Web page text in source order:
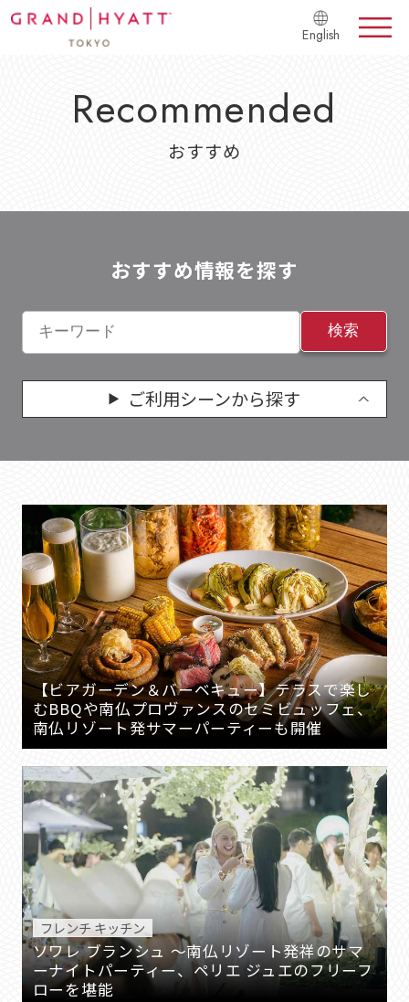
English
Recommended
おすすめ
おすすめ情報を探す
検索
ご利用シーンから探す
【ビアガーデン＆バーベキュー】テラスで楽し
むBBQや南仏プロヴァンスのセミビュッフェ、
南仏リゾート発サマーパーティーも開催
フレンチ キッチン
ソワレ ブランシュ 〜南仏リゾート発祥のサマ
ーナイトパーティー、ペリエ ジュエのフリーフ
ローを堪能